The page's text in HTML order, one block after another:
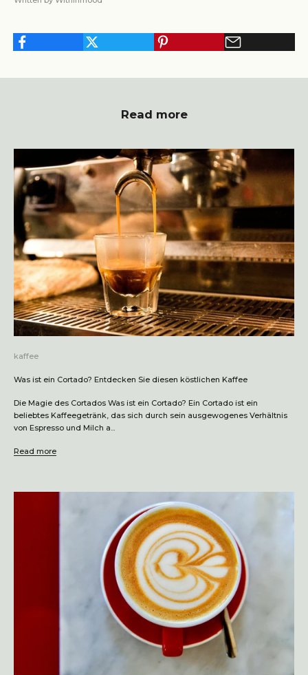
Read more
kaffee
Was ist ein Cortado? Entdecken Sie diesen köstlichen Kaffee
Die Magie des Cortados Was ist ein Cortado? Ein Cortado ist ein
beliebtes Kaffeegetränk, das sich durch sein ausgewogenes Verhältnis
von Espresso und Milch a...
Read more